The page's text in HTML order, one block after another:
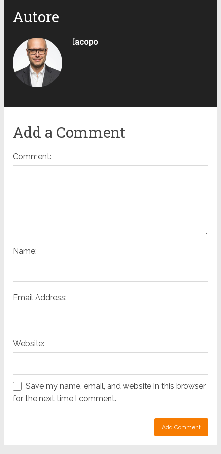
Autore
Iacopo
Add a Comment
Comment:
Name:
Email Address:
Website:
Save my name, email, and website in this browser
for the next time I comment.